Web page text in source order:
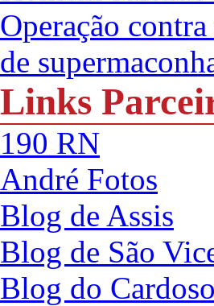
Operação
de
Links
190 RN
André Fotos
Blog de Assis
Blog de São
Blog do